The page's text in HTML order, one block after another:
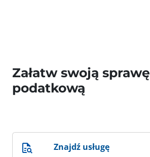
Załatw swoją sprawę
podatkową
Znajdź usługę